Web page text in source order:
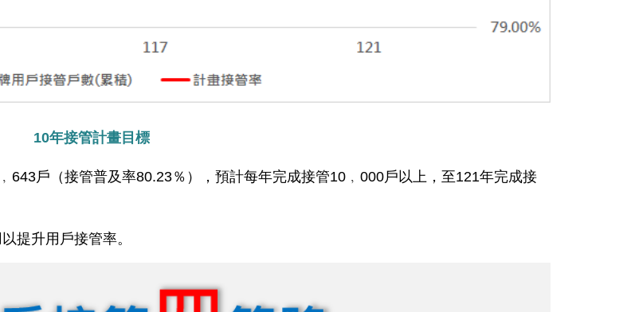
10年接管計畫目標
戶（接管普及率80.23％），預計每年完成接管10﹐000戶以上，至121年完成接
提升用戶接管率。